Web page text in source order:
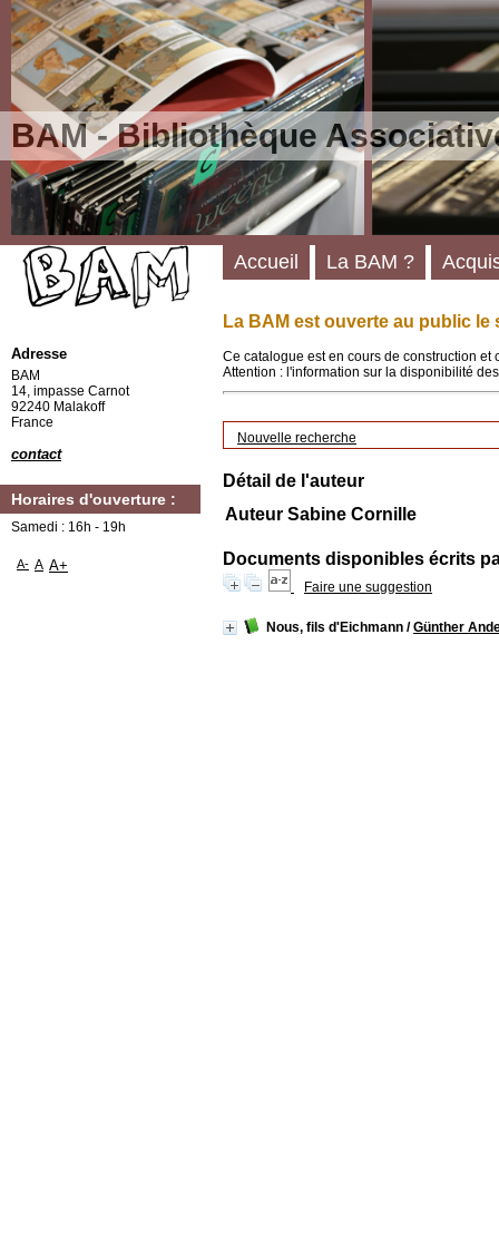
BAM - Bibliothèque
La BAM est ouverte au public le
Ce catalogue est en cours de construction
Attention : l'information sur la disponibilité
Nouvelle recherche
Détail de l'auteur
Auteur Sabine Cornille
Documents disponibles écrits
Faire une suggestion
Nous, fils d'Eichmann /Günther
Accueil La BAM ?
Adresse
BAM
14, impasse Carnot
92240 Malakoff
France
contact
Horaires d'ouverture :
Samedi : 16h - 19h
A- A A+